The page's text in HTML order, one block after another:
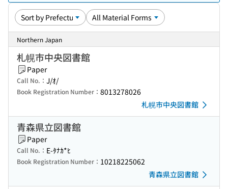
Northern Japan
札幌市中央図書館
Paper
Call No.： J/ｵ/
Book Registration Number： 8013278026
札幌市中央図書館
青森県立図書館
Paper
Call No.： E-ﾀﾅｶ*ﾋ
Book Registration Number： 10218225062
青森県立図書館